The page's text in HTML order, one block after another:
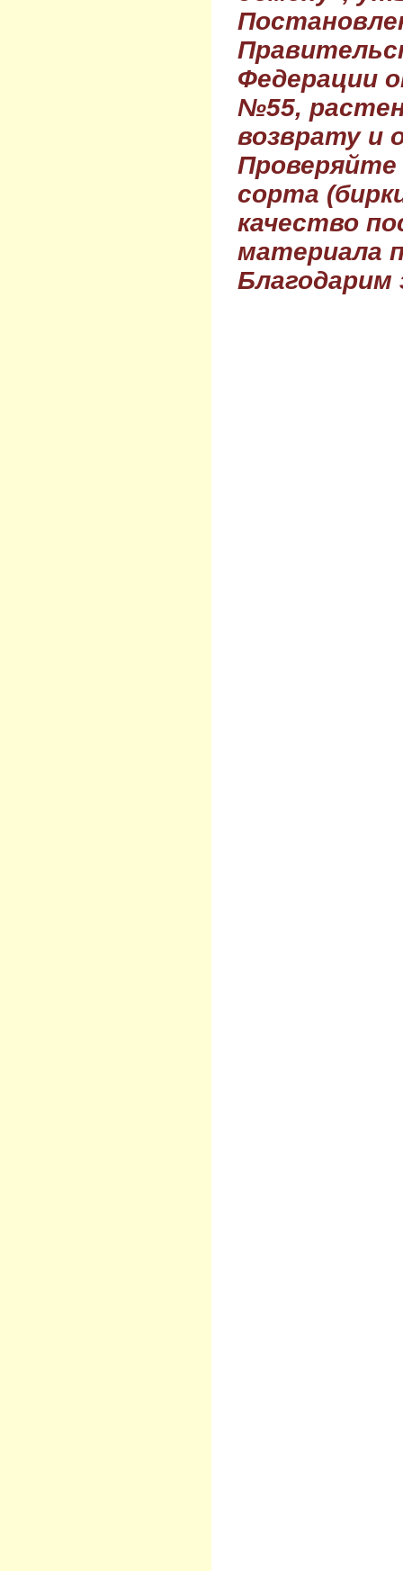
Федерации
№55,
возврату и
Проверяйте
сорта
качество
материала
Благодарим